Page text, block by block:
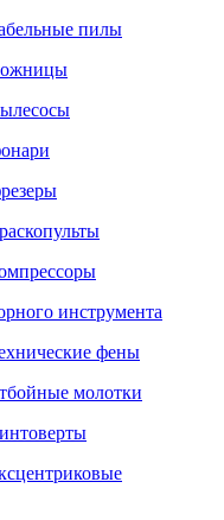
пилы
инструмента
фены
молотки